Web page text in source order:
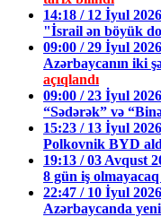
14:18 / 12 İyul 2026
"İsrail ən böyük
09:00 / 29 İyul 2026
Azərbaycanın iki
açıqlandı
09:00 / 23 İyul 2026
“Sədərək” və
15:23 / 13 İyul 2026
Polkovnik BYD
19:13 / 03 Avqust
8 gün iş
22:47 / 10 İyul 2026
Azərbaycanda